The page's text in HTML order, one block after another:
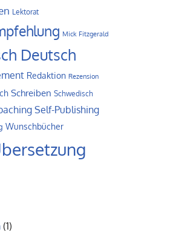
Lektorat
Mick Fitzgerald
Deutsch
Redaktion Rezension
Schreiben Schwedisch
Self-Publishing
Wunschbücher
(1)